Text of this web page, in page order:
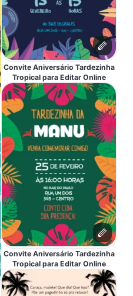
Convite Aniversário Tardezinha
Tropical para Editar Online
Convite Aniversário Tardezinha
Tropical para Editar Online